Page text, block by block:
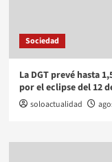
Sociedad
La DGT prevé hasta
por el eclipse del 12
soloactualidad